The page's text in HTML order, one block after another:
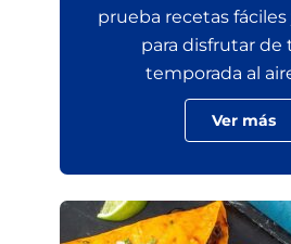
prueba recetas fáciles
para disfrutar de
temporada al
Ver más